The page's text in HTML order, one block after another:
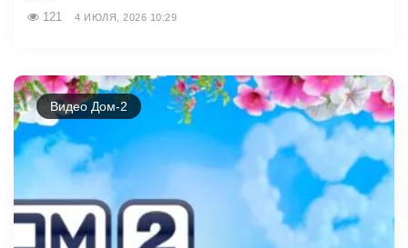
121 4 ИЮЛЯ, 2026 10:29
Видео Дом-2